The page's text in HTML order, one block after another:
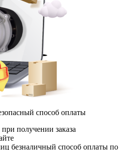
способ оплаты
получении заказа
безналичный способ оплаты по